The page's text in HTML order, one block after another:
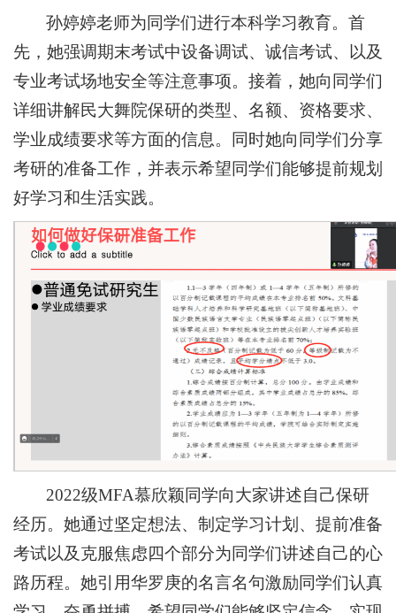
孙婷婷老师为同学们进行本科学习教育。首
先，她强调期末考试中设备调试、诚信考试、以及
专业考试场地安全等注意事项。接着，她向同学们
详细讲解民大舞院保研的类型、名额、资格要求、
学业成绩要求等方面的信息。同时她向同学们分享
考研的准备工作，并表示希望同学们能够提前规划
好学习和生活实践。
2022级MFA慕欣颖同学向大家讲述自己保研
经历。她通过坚定想法、制定学习计划、提前准备
考试以及克服焦虑四个部分为同学们讲述自己的心
路历程。她引用华罗庚的名言名句激励同学们认真